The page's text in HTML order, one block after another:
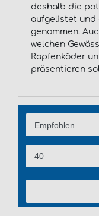
deshalb die
aufgelistet und
genommen.
welchen
Rapfenköder
präsentieren